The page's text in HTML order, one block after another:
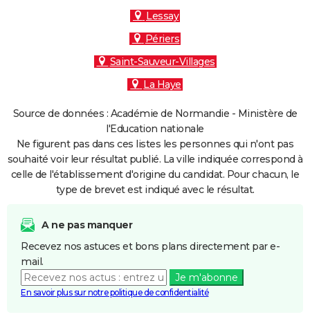
Lessay
Périers
Saint-Sauveur-Villages
La Haye
Source de données : Académie de Normandie - Ministère de
l'Education nationale
Ne figurent pas dans ces listes les personnes qui n'ont pas
souhaité voir leur résultat publié. La ville indiquée correspond à
celle de l'établissement d'origine du candidat. Pour chacun, le
type de brevet est indiqué avec le résultat.
A ne pas manquer
Recevez nos astuces et bons plans directement par e-
mail.
Je m'abonne
En savoir plus sur notre politique de confidentialité